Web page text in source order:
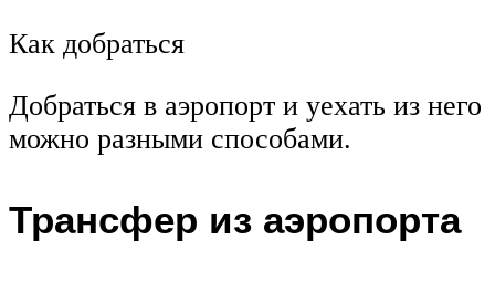
Как добраться
Добраться в аэропорт и уехать из него
можно разными способами.
Трансфер из аэропорта